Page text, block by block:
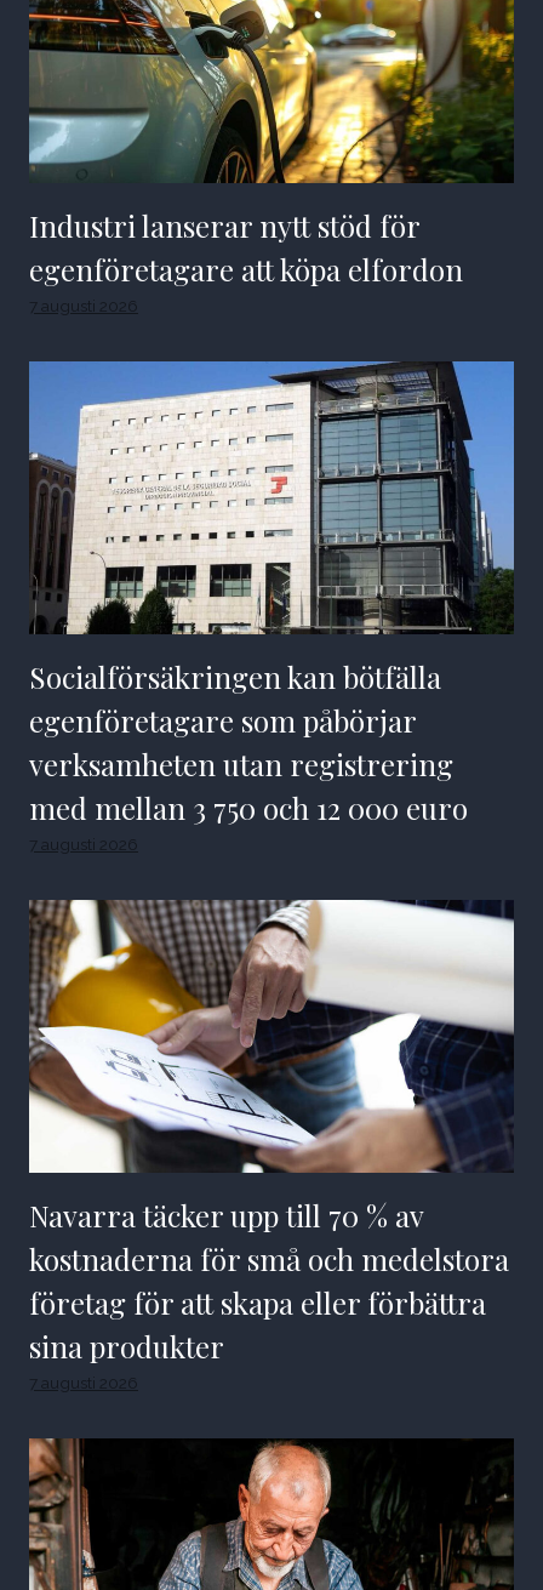
Industri lanserar nytt stöd för
egenföretagare att köpa elfordon
7 augusti 2026
Socialförsäkringen kan bötfälla
egenföretagare som påbörjar
verksamheten utan registrering
med mellan 3 750 och 12 000 euro
7 augusti 2026
Navarra täcker upp till 70 % av
kostnaderna för små och medelstora
företag för att skapa eller förbättra
sina produkter
7 augusti 2026